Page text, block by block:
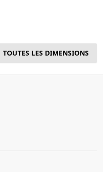
TOUTES LES DIMENSIONS